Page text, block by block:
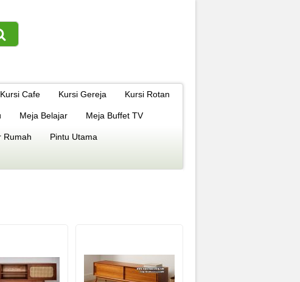
Kursi Cafe Kursi Gereja Kursi Rotan
Meja Belajar Meja Buffet TV
Rumah Pintu Utama